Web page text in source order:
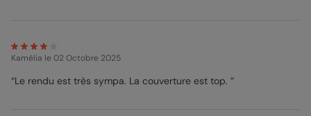
Kamélia le 02 Octobre 2025
“Le rendu est très sympa. La couverture est top. ”